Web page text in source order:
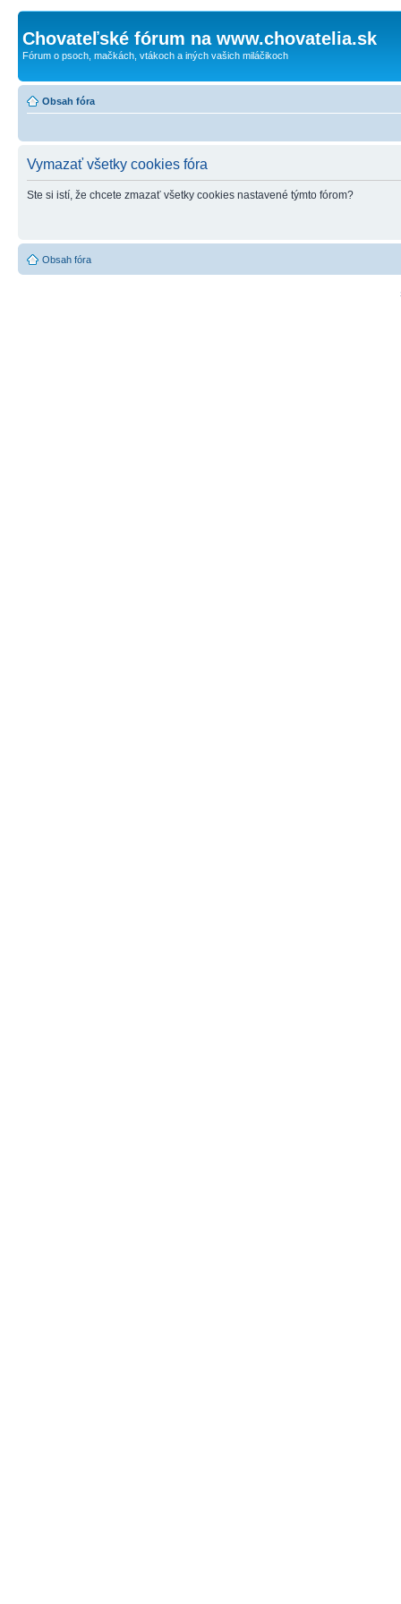
Chovateľské fórum na www.chovatelia.sk
Fórum o psoch, mačkách, vtákoch a iných vašich miláčikoch
Obsah fóra
Vymazať všetky cookies fóra
Ste si istí, že chcete zmazať všetky cookies nastavené týmto fórom?
Obsah fóra